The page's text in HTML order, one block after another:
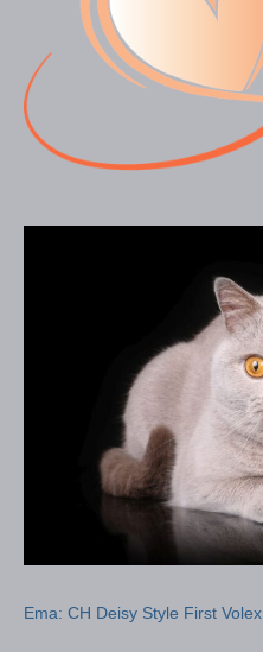
Ema: CH Deisy Style First Volex